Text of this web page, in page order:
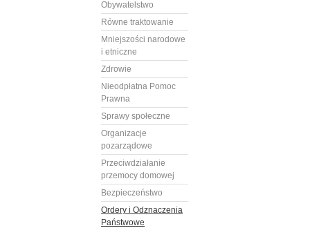
Obywatelstwo
Równe traktowanie
Mniejszości narodowe
i etniczne
Zdrowie
Nieodpłatna Pomoc
Prawna
Sprawy społeczne
Organizacje
pozarządowe
Przeciwdziałanie
przemocy domowej
Bezpieczeństwo
Ordery i Odznaczenia
Państwowe